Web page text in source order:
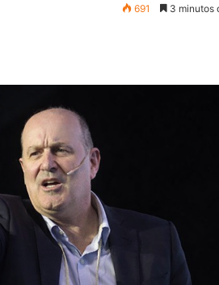
691 3 minutos